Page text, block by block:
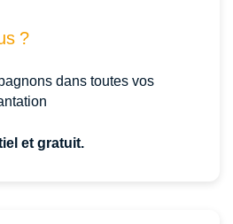
?
dans toutes vos
et gratuit.